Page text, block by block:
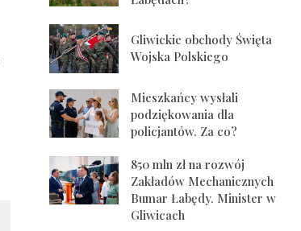
Gliwickie obchody Święta
Wojska Polskiego
Mieszkańcy wysłali
podziękowania dla
policjantów. Za co?
850 mln zł na rozwój
Zakładów Mechanicznych
Bumar Łabędy. Minister w
Gliwicach